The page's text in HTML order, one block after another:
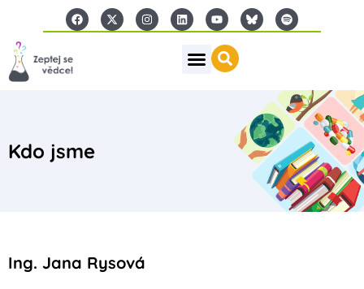
Kdo jsme
Ing. Jana Rysová